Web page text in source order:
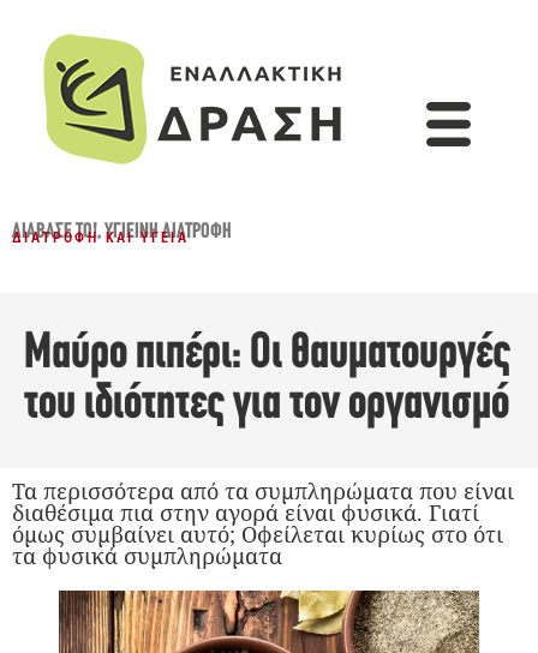
ΔΙΆΒΑΣΈ ΤΟ!,ΥΓΙΕΙΝΉ ΔΙΑΤΡΟΦΉ
ΔΙΑΤΡΟΦΉ ΚΑΙ ΥΓΕΊΑ
Μαύρο πιπέρι: Οι θαυματουργές
του ιδιότητες για τον οργανισμό
Τα περισσότερα από τα συμπληρώματα που είναι
διαθέσιμα πια στην αγορά είναι φυσικά. Γιατί
όμως συμβαίνει αυτό; Οφείλεται κυρίως στο ότι
τα φυσικά συμπληρώματα